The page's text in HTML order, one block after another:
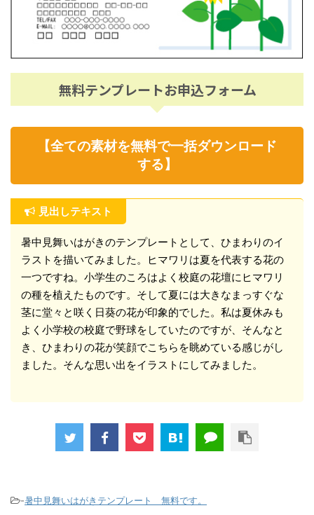
無料テンプレートお申込フォーム
【全ての素材を無料で一括ダウンロード
する】
見出しテキスト
暑中見舞いはがきのテンプレートとして、ひまわりのイ
ラストを描いてみました。ヒマワリは夏を代表する花の
一つですね。小学生のころはよく校庭の花壇にヒマワリ
の種を植えたものです。そして夏には大きなまっすぐな
茎に堂々と咲く日葵の花が印象的でした。私は夏休みも
よく小学校の校庭で野球をしていたのですが、そんなと
き、ひまわりの花が笑顔でこちらを眺めている感じがし
ました。そんな思い出をイラストにしてみました。
-暑中見舞いはがきテンプレート 無料です。